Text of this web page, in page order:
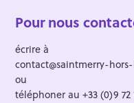
Pour nous
écrire à
contact@saintmerry-
ou
téléphoner au +33 (0)9 72